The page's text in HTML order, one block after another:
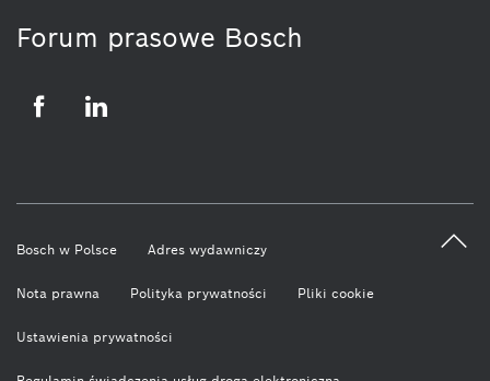
Forum prasowe Bosch
Bosch w Polsce Adres wydawniczy
Nota prawna Polityka prywatności Pliki cookie
Ustawienia prywatności